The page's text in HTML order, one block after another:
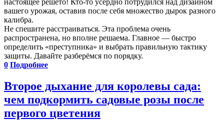
вашего урожая, оставив после себя множество дырок разного
калибра.
Не спешите расстраиваться. Эта проблема очень
распространена, но вполне решаема. Главное — быстро
определить «преступника» и выбрать правильную тактику
защиты. Давайте разберёмся по порядку.
0 Подробнее
Второе дыхание для королевы сада:
чем подкормить садовые розы после
первого цветения